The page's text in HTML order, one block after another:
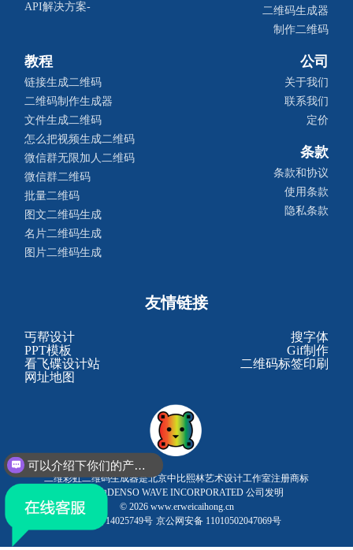
API解决方案-
二维码生成器
制作二维码
教程
链接生成二维码
二维码制作生成器
文件生成二维码
怎么把视频生成二维码
微信群无限加人二维码
微信群二维码
批量二维码
图文二维码生成
名片二维码生成
图片二维码生成
公司
关于我们
联系我们
定价
条款
条款和协议
使用条款
隐私条款
友情链接
丐帮设计
搜字体
PPT模板
Gif制作
看飞碟设计站
二维码标签印刷
网址地图
二维彩虹二维码生成器是北京中比熙林艺术设计工作室注册商标
二维码由DENSO WAVE INCORPORATED 公司发明
© 2026 www.erweicaihong.cn
京ICP备14025749号 京公网安备 11010502047069号